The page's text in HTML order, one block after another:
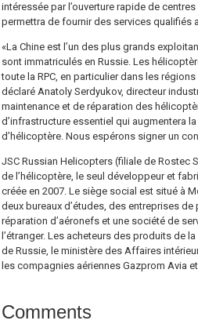
intéressée par l’ouverture rapide de
permettra de fournir des services qualifiés
«La Chine est l’un des plus grands
sont immatriculés en Russie. Les
toute la RPC, en particulier dans les
déclaré Anatoly Serdyukov, directeur
maintenance et de réparation des
d’infrastructure essentiel qui augmentera
d’hélicoptère. Nous espérons signer un
JSC Russian Helicopters (filiale de Rostec
de l’hélicoptère, le seul développeur et
créée en 2007. Le siège social est situé à
deux bureaux d’études, des entreprises
réparation d’aéronefs et une société de
l’étranger. Les acheteurs des produits de
de Russie, le ministère des Affaires
les compagnies aériennes Gazprom Avia
Comments